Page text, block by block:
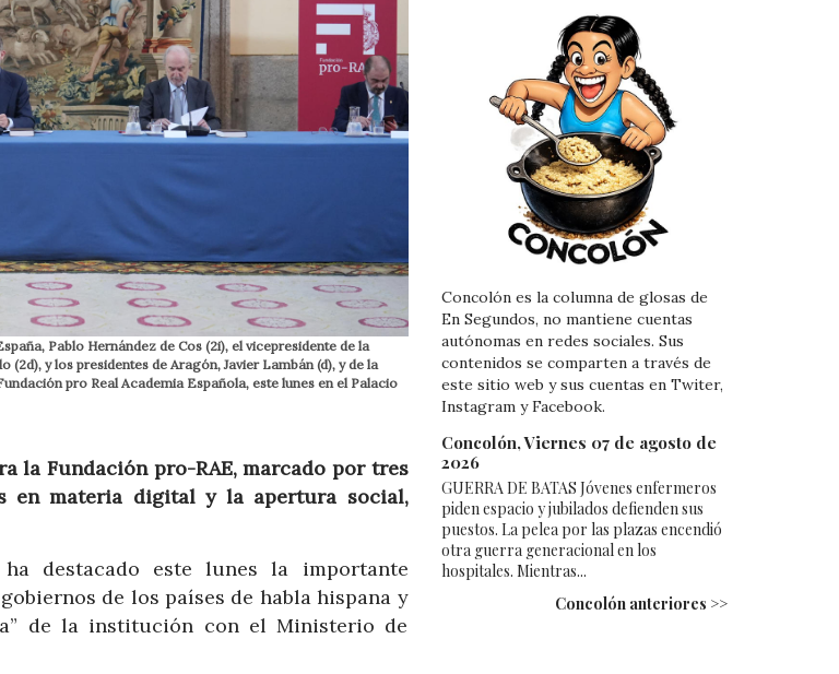
Pablo Hernández de Cos (2i), el vicepresidente de la
y los presidentes de Aragón, Javier Lambán (d), y de la
pro Real Academia Española, este lunes en el Palacio
la Fundación pro-RAE, marcado por tres
en materia digital y la apertura social,
destacado este lunes la importante
de los países de habla hispana y
de la institución con el Ministerio de
Concolón es la columna de glosas de
En Segundos, no mantiene cuentas
autónomas en redes sociales. Sus
contenidos se comparten a través de
este sitio web y sus cuentas en Twiter,
Instagram y Facebook.
Concolón, Viernes 07 de agosto de
2026
GUERRA DE BATAS Jóvenes enfermeros
piden espacio y jubilados defienden sus
puestos. La pelea por las plazas encendió
otra guerra generacional en los
hospitales. Mientras...
Concolón anteriores >>